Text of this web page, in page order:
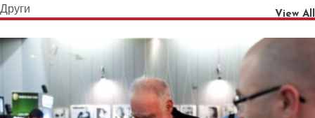
Други View All